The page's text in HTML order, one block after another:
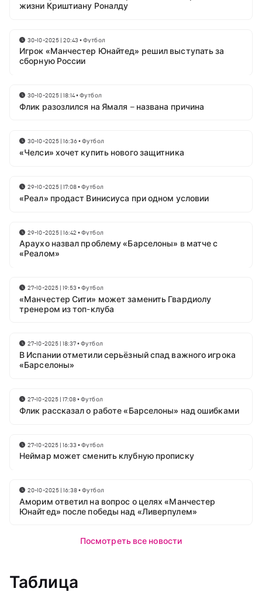
жизни Криштиану Роналду
30-10-2025 | 20:43 •Футбол
Игрок «Манчестер Юнайтед» решил выступать за
сборную России
30-10-2025 | 18:14•Футбол
Флик разозлился на Ямаля – названа причина
30-10-2025 | 16:36•Футбол
«Челси» хочет купить нового защитника
29-10-2025 | 17:08•Футбол
«Реал» продаст Винисиуса при одном условии
29-10-2025 | 16:42 •Футбол
Араухо назвал проблему «Барселоны» в матче с
«Реалом»
27-10-2025 | 19:53 •Футбол
«Манчестер Сити» может заменить Гвардиолу
тренером из топ-клуба
27-10-2025 | 18:37•Футбол
В Испании отметили серьёзный спад важного игрока
«Барселоны»
27-10-2025 | 17:08•Футбол
Флик рассказал о работе «Барселоны» над ошибками
27-10-2025 | 16:33 •Футбол
Неймар может сменить клубную прописку
20-10-2025 | 16:38•Футбол
Аморим ответил на вопрос о целях «Манчестер
Юнайтед» после победы над «Ливерпулем»
Посмотреть все новости
Таблица